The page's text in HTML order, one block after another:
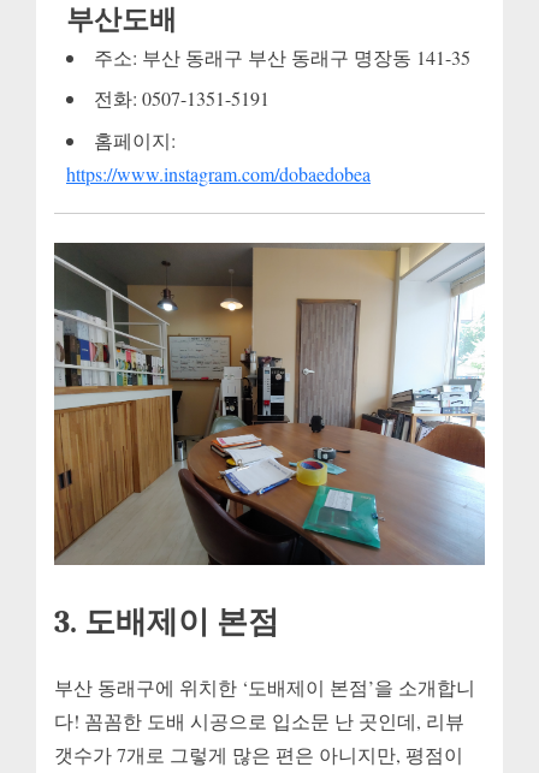
부산도배
주소: 부산 동래구 부산 동래구 명장동 141-35
전화: 0507-1351-5191
홈페이지:
https://www.instagram.com/dobaedobea
3. 도배제이 본점
부산 동래구에 위치한 ‘도배제이 본점’을 소개합니
다! 꼼꼼한 도배 시공으로 입소문 난 곳인데, 리뷰
갯수가 7개로 그렇게 많은 편은 아니지만, 평점이